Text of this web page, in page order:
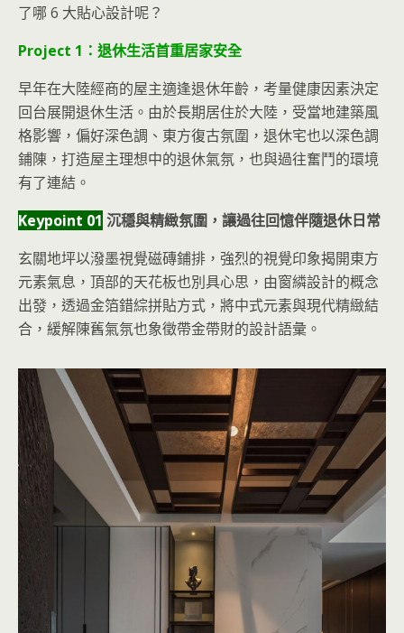
了哪 6 大貼心設計呢？
Project 1：退休生活首重居家安全
早年在大陸經商的屋主適逢退休年齡，考量健康因素決定
回台展開退休生活。由於長期居住於大陸，受當地建築風
格影響，偏好深色調、東方復古氛圍，退休宅也以深色調
鋪陳，打造屋主理想中的退休氣氛，也與過往奮鬥的環境
有了連結。
Keypoint 01 沉穩與精緻氛圍，讓過往回憶伴隨退休日常
玄關地坪以潑墨視覺磁磚鋪排，強烈的視覺印象揭開東方
元素氣息，頂部的天花板也別具心思，由窗繗設計的概念
出發，透過金箔錯綜拼貼方式，將中式元素與現代精緻結
合，緩解陳舊氣氛也象徵帶金帶財的設計語彙。